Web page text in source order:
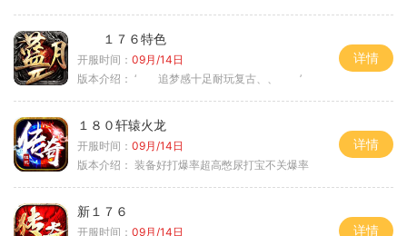
１７６特色
开服时间： 09月/14日
版本介绍： ‘ 追梦感十足耐玩复古、、 ’
详情
１８０轩辕火龙
开服时间： 09月/14日
版本介绍： 装备好打爆率超高憋尿打宝不关爆率
详情
新１７６
开服时间： 09月/14日
详情